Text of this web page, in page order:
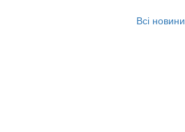
Всі новини